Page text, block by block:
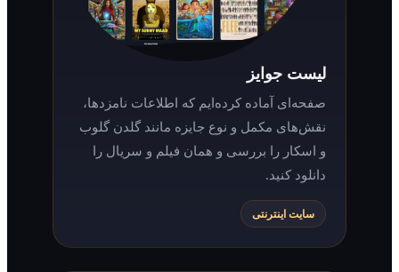
لیست جوایز
صفحه‌ای آماده کرده‌ایم که اطلاعات نامزدها،
نقش‌های مکمل و نوع جایزه مانند گلدن گلوب
و اسکار را بررسی و همان فیلم و سریال را
سایت اینترنتی